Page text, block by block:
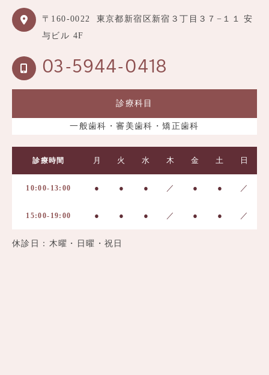
〒160-0022
東京都新宿区新宿３丁目３７−１１ 安
与ビル 4F
03-5944-0418
診療科目
一般歯科・審美歯科・矯正歯科
診療時間 月 火 水 木 金 土 日
10:00-13:00 ● ● ● ／ ● ● ／
15:00-19:00 ● ● ● ／ ● ● ／
休診日：木曜・日曜・祝日